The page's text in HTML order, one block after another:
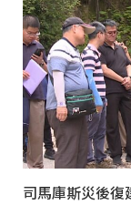
司馬庫斯災後復